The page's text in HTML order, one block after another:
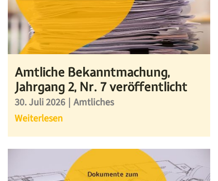
Amtliche Bekanntmachung,
Jahrgang 2, Nr. 7 veröffentlicht
30. Juli 2026 | Amtliches
Weiterlesen